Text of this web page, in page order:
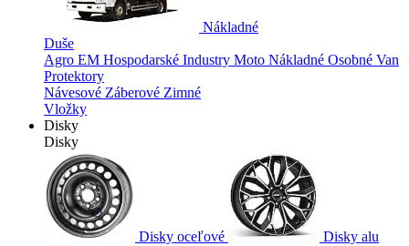
Nákladné
Duše
Agro EM Hospodarské Industry Moto Nákladné Osobné Van
Protektory
Návesové Záberové Zimné
Vložky
Disky
Disky
Disky oceľové Disky alu